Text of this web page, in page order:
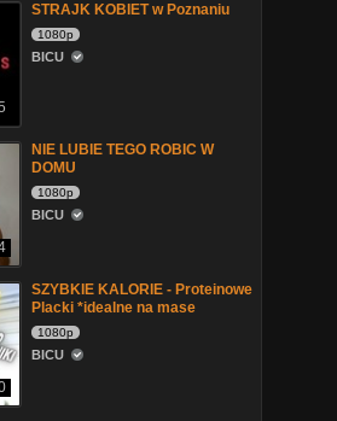
STRAJK KOBIET w Poznaniu
1080p
BICU
NIE LUBIE TEGO ROBIC W
DOMU
1080p
BICU
SZYBKIE KALORIE - Proteinowe
Placki *idealne na mase
1080p
BICU